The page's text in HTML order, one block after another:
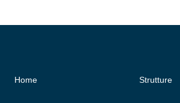
Home Strutture